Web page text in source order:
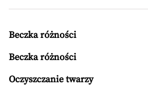
Beczka różności
Beczka różności
Oczyszczanie twarzy